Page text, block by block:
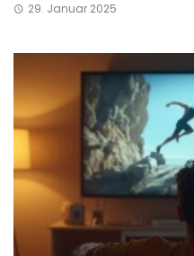
29. Januar 2025